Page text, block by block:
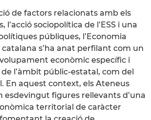
de factors relacionats amb els
l’acció sociopolítica de l’ESS i una
públiques, l’Economia
catalana s’ha anat perfilant com un
econòmic específic i
l’àmbit públic-estatal, com del
En aquest context, els Ateneus
esdevingut figures rellevants d’una
territorial de caràcter